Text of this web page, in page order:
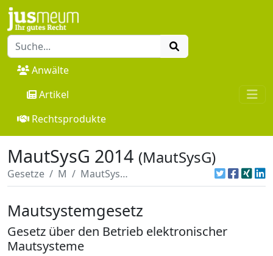
Anwälte
Artikel
Rechtsprodukte
MautSysG 2014 (MautSysG)
Gesetze M MautSysG 2014
Mautsystemgesetz
Gesetz über den Betrieb elektronischer
Mautsysteme